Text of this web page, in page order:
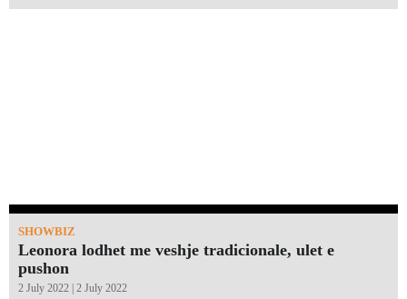
SHOWBIZ
Leonora lodhet me veshje tradicionale, ulet e
pushon
2 July 2022 | 2 July 2022